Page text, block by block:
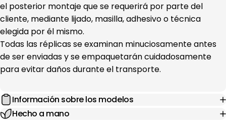
el posterior montaje que se requerirá por parte del
cliente, mediante lijado, masilla, adhesivo o técnica
elegida por él mismo.
Todas las réplicas se examinan minuciosamente antes
de ser enviadas y se empaquetarán cuidadosamente
para evitar daños durante el transporte.
Información sobre los modelos
Hecho a mano